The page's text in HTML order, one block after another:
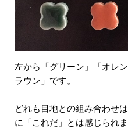
左から「グリーン」「オレ
ラウン」です。
どれも目地との組み合わせ
に「これだ」とは感じられま